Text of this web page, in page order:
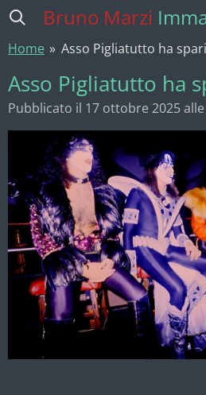
Vai
contenuto
principale
Bruno Marzi
Home » Asso Pigliatutto ha
Asso Pigliatutto ha
Pubblicato il 17 ottobre 2025